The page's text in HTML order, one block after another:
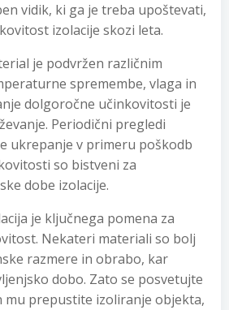
vidik, ki ga je treba upoštevati,
izolacije skozi leta.
je podvržen različnim
spremembe, vlaga in
dolgoročne učinkovitosti je
Periodični pregledi
ukrepanje v primeru poškodb
so bistveni za
dobe izolacije.
je ključnega pomena za
Nekateri materiali so bolj
razmere in obrabo, kar
dobo. Zato se posvetujte
mu prepustite izoliranje objekta,